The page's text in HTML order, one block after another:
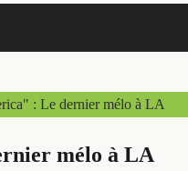
: Le dernier mélo à LA
mélo à LA